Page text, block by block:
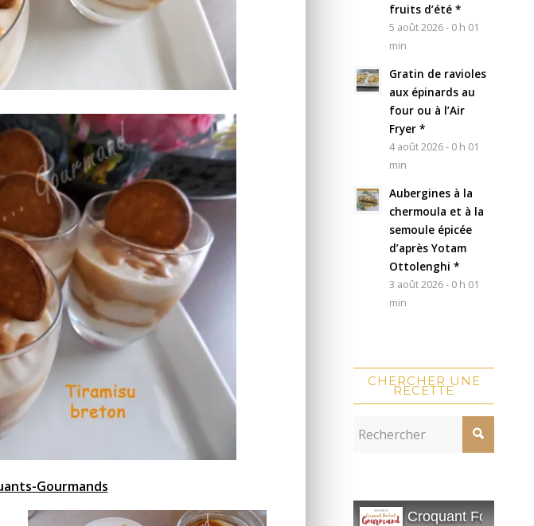
Gourmands
fruits d’été *
5 août 2026 - 0 h 01
min
Gratin de ravioles
aux épinards au
four ou à l’Air
Fryer *
4 août 2026 - 0 h 01
min
Aubergines à la
chermoula et à la
semoule épicée
d’après Yotam
Ottolenghi *
3 août 2026 - 0 h 01
min
CHERCHER UNE
RECETTE
Croquant Fondant